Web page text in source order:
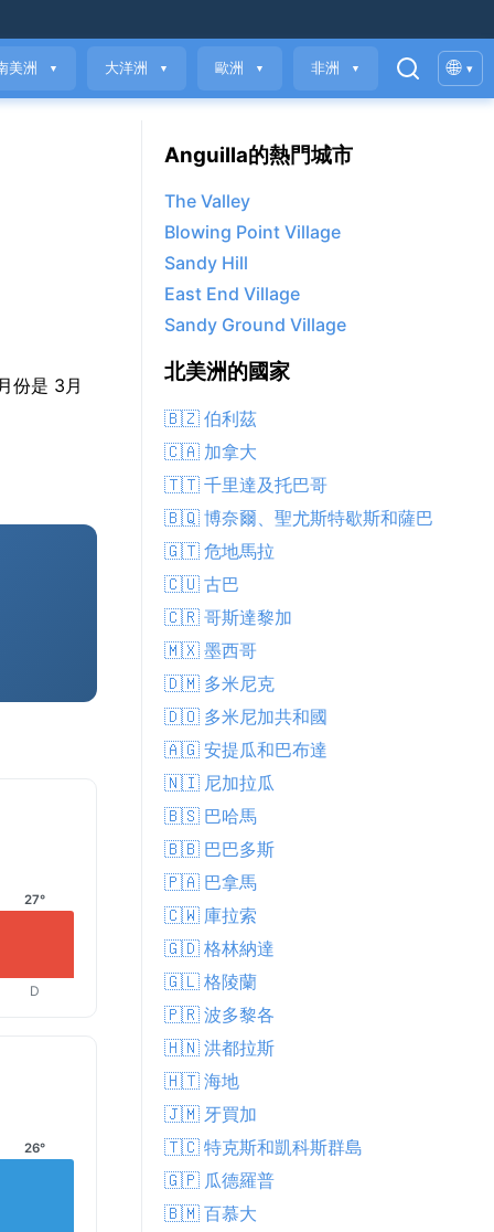
美洲 ▼ 大洋洲 ▼ 歐洲 ▼ 非洲 ▼ 🌐 ▾
份是 3月
27°
D
26°
Anguilla的熱門城市
The Valley
Blowing Point Village
Sandy Hill
East End Village
Sandy Ground Village
北美洲的國家
🇧🇿 伯利茲
🇨🇦 加拿大
🇹🇹 千里達及托巴哥
🇧🇶 博奈爾、聖尤斯特歇斯和薩巴
🇬🇹 危地馬拉
🇨🇺 古巴
🇨🇷 哥斯達黎加
🇲🇽 墨西哥
🇩🇲 多米尼克
🇩🇴 多米尼加共和國
🇦🇬 安提瓜和巴布達
🇳🇮 尼加拉瓜
🇧🇸 巴哈馬
🇧🇧 巴巴多斯
🇵🇦 巴拿馬
🇨🇼 庫拉索
🇬🇩 格林納達
🇬🇱 格陵蘭
🇵🇷 波多黎各
🇭🇳 洪都拉斯
🇭🇹 海地
🇯🇲 牙買加
🇹🇨 特克斯和凱科斯群島
🇬🇵 瓜德羅普
🇧🇲 百慕大